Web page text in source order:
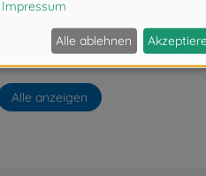
Alle anzeigen